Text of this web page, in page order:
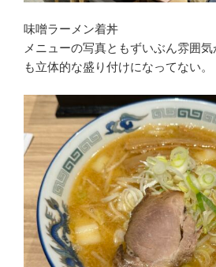
味噌ラーメン着丼
メニューの写真ともずいぶん雰囲
も立体的な盛り付けになってない。